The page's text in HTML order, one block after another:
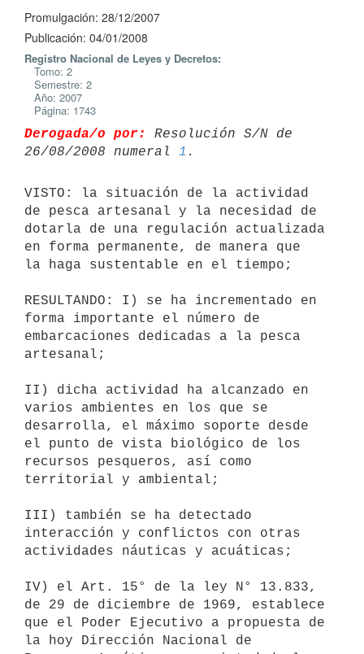
Promulgación: 28/12/2007
Publicación: 04/01/2008
Registro Nacional de Leyes y Decretos:
Tomo: 2
Semestre: 2
Año: 2007
Página: 1743
Derogada/o por:
Resolución S/N de
26/08/2008 numeral 1
VISTO: la situación de la actividad
de pesca artesanal y la necesidad de
dotarla de una regulación actualizada
en forma permanente, de manera que
la haga sustentable en el tiempo;
RESULTANDO: I) se ha incrementado en
forma importante el número de
embarcaciones dedicadas a la pesca
artesanal;
II) dicha actividad ha alcanzado en
varios ambientes en los que se
desarrolla, el máximo soporte desde
el punto de vista biológico de los
recursos pesqueros, así como
territorial y ambiental;
III) también se ha detectado
interacción y conflictos con otras
actividades náuticas y acuáticas;
IV) el Art. 15° de la ley N° 13.833,
de 29 de diciembre de 1969, establece
que el Poder Ejecutivo a propuesta de
la hoy Dirección Nacional de